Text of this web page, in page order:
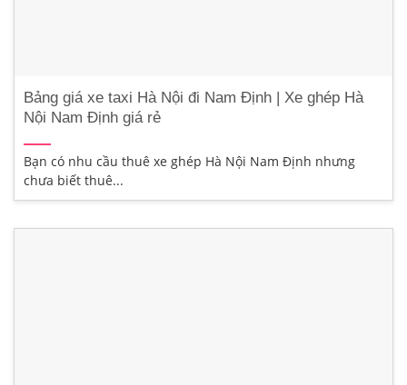
Bảng giá xe taxi Hà Nội đi Nam Định | Xe ghép Hà
Nội Nam Định giá rẻ
Bạn có nhu cầu thuê xe ghép Hà Nội Nam Định nhưng
chưa biết thuê...